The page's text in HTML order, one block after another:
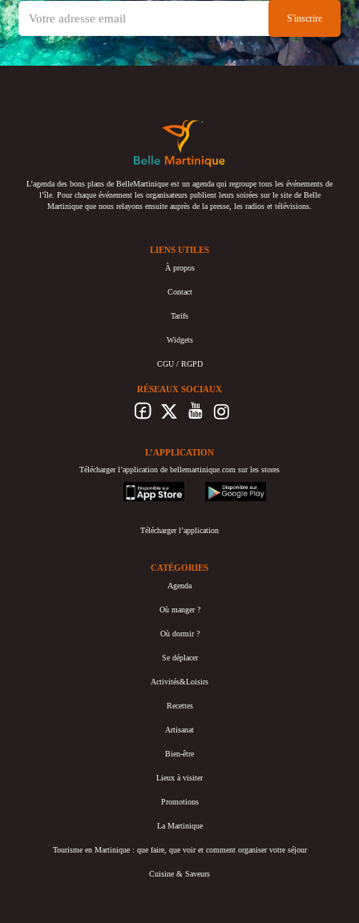
L’agenda des bons plans de BelleMartinique est un agenda qui regroupe tous les événements de
l’île. Pour chaque événement les organisateurs publient leurs soirées sur le site de Belle
Martinique que nous relayons ensuite auprès de la presse, les radios et télévisions.
LIENS UTILES
À propos
Contact
Tarifs
Widgets
CGU / RGPD
RÉSEAUX SOCIAUX
L’APPLICATION
Télécharger l’application de bellemartinique.com sur les stores
appstore
googleplay
Télécharger l’application
CATÉGORIES
Agenda
Où manger ?
Où dormir ?
Se déplacer
Activités&Loisirs
Recettes
Artisanat
Bien-être
Lieux à visiter
Promotions
La Martinique
Tourisme en Martinique : que faire, que voir et comment organiser votre séjour
Cuisine & Saveurs